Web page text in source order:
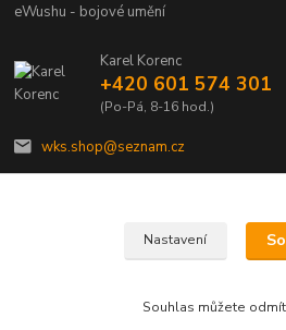
eWushu - bojové umění
Karel Korenc
+420 601 574 301
(Po-Pá, 8-16 hod.)
wks.shop@seznam.cz
© Copyright 2021 - Young shop s.r.o.,
Nastavení
Souhlas můžete